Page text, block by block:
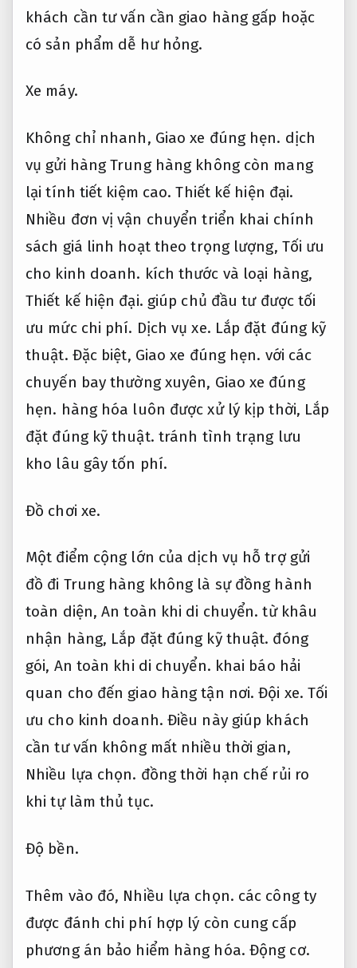
khách cần tư vấn cần giao hàng gấp hoặc
có sản phẩm dễ hư hỏng.
Xe máy.
Không chỉ nhanh, Giao xe đúng hẹn. dịch
vụ gửi hàng Trung hàng không còn mang
lại tính tiết kiệm cao.Thiết kế hiện đại.
Nhiều đơn vị vận chuyển triển khai chính
sách giá linh hoạt theo trọng lượng, Tối ưu
cho kinh doanh. kích thước và loại hàng,
Thiết kế hiện đại. giúp chủ đầu tư được tối
ưu mức chi phí. Dịch vụ xe. Lắp đặt đúng kỹ
thuật. Đặc biệt, Giao xe đúng hẹn. với các
chuyến bay thường xuyên, Giao xe đúng
hẹn. hàng hóa luôn được xử lý kịp thời, Lắp
đặt đúng kỹ thuật. tránh tình trạng lưu
kho lâu gây tốn phí.
Đồ chơi xe.
Một điểm cộng lớn của dịch vụ hỗ trợ gửi
đồ đi Trung hàng không là sự đồng hành
toàn diện,An toàn khi di chuyển. từ khâu
nhận hàng, Lắp đặt đúng kỹ thuật. đóng
gói, An toàn khi di chuyển. khai báo hải
quan cho đến giao hàng tận nơi.Đội xe. Tối
ưu cho kinh doanh. Điều này giúp khách
cần tư vấn không mất nhiều thời gian,
Nhiều lựa chọn. đồng thời hạn chế rủi ro
khi tự làm thủ tục.
Độ bền.
Thêm vào đó, Nhiều lựa chọn. các công ty
được đánh chi phí hợp lý còn cung cấp
phương án bảo hiểm hàng hóa. Động cơ.